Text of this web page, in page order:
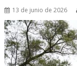
13 de junio de 2026